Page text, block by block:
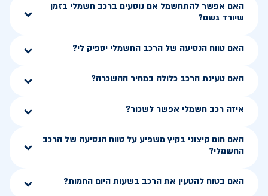
האם אפשר להתחשמל אם נוסעים ברכב חשמלי בזמן
שיורד גשם?
האם טווח הנסיעה של הרכב החשמלי יספיק לי?
האם טעינת הרכב כלולה במחיר ההשכרה?
איזה רכב חשמלי אפשר לשכור?
האם חום קיצוני בקיץ משפיע על טווח הנסיעה של הרכב
החשמלי?
האם בטוח להטעין את הרכב בשעות היום החמות?